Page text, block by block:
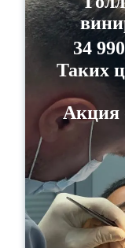
34
Таких
Акция